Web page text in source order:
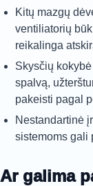
Kitų mazgų
ventiliatorių
reikalinga
Skysčių
spalvą,
pakeisti pagal
Nestandartinė
sistemoms gali
Ar galima